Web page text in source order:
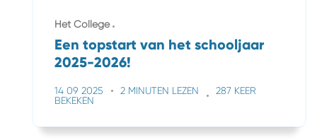
Het College
Een topstart van het schooljaar
2025-2026!
14 09 2025 2 MINUTEN LEZEN
287 KEER
BEKEKEN